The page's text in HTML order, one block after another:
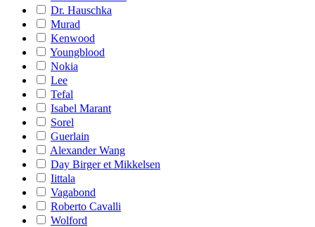
Dr. Hauschka
Murad
Kenwood
Youngblood
Nokia
Lee
Tefal
Isabel Marant
Sorel
Guerlain
Alexander Wang
Day Birger et Mikkelsen
Iittala
Vagabond
Roberto Cavalli
Wolford